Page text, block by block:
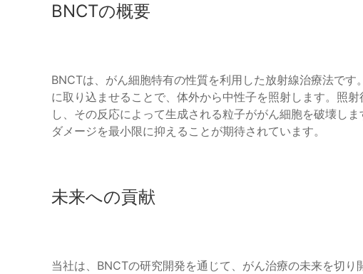
BNCTの概要
BNCTは、がん細胞特有の性質を利用した放射線治療法で
に取り込ませることで、体外から中性子を照射します。照
し、その反応によって生成される粒子ががん細胞を破壊し
ダメージを最小限に抑えることが期待されています。
未来への貢献
当社は、BNCTの研究開発を通じて、がん治療の未来を切